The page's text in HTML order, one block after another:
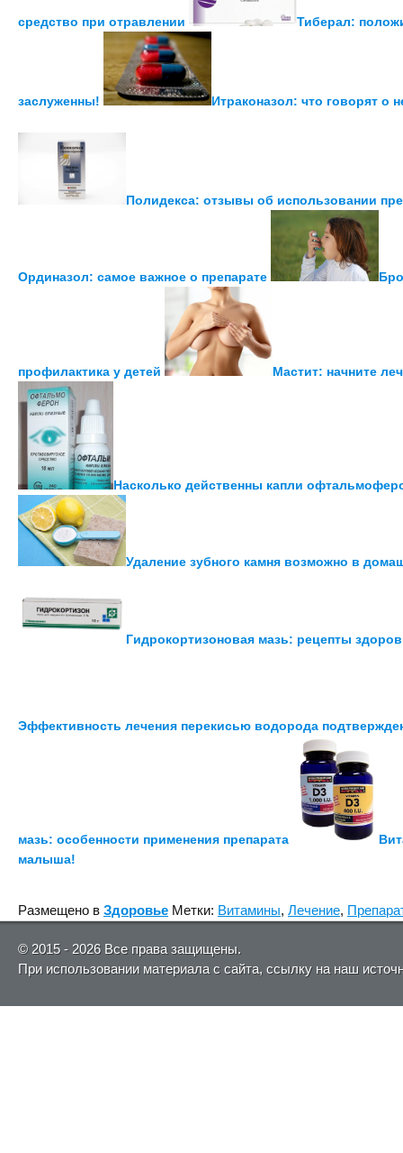
средство при отравлении Тиберал:
заслуженны! Итраконазол: что говорят о
Полидекса: отзывы об использовании
Ординазол: самое важное о препарате
профилактика у детей Мастит: начните
Насколько действенны капли
Удаление зубного камня возможно в
Гидрокортизоновая мазь: рецепты
Эффективность лечения перекисью водорода
мазь: особенности применения препарата
малыша!
Размещено в Здоровье Метки: Витамины, Лечение,
© 2015 - 2026 Все права защищены.
При использовании материала с сайта, ссылку на наш